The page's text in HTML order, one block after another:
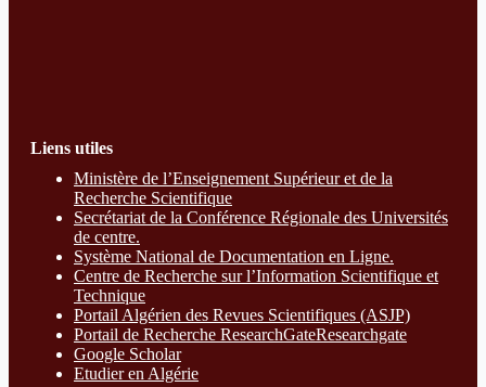
Liens utiles
Ministère de l’Enseignement Supérieur et de la
Recherche Scientifique
Secrétariat de la Conférence Régionale des Universités
de centre.
Système National de Documentation en Ligne.
Centre de Recherche sur l’Information Scientifique et
Technique
Portail Algérien des Revues Scientifiques (ASJP)
Portail de Recherche ResearchGateResearchgate
Google Scholar
Etudier en Algérie